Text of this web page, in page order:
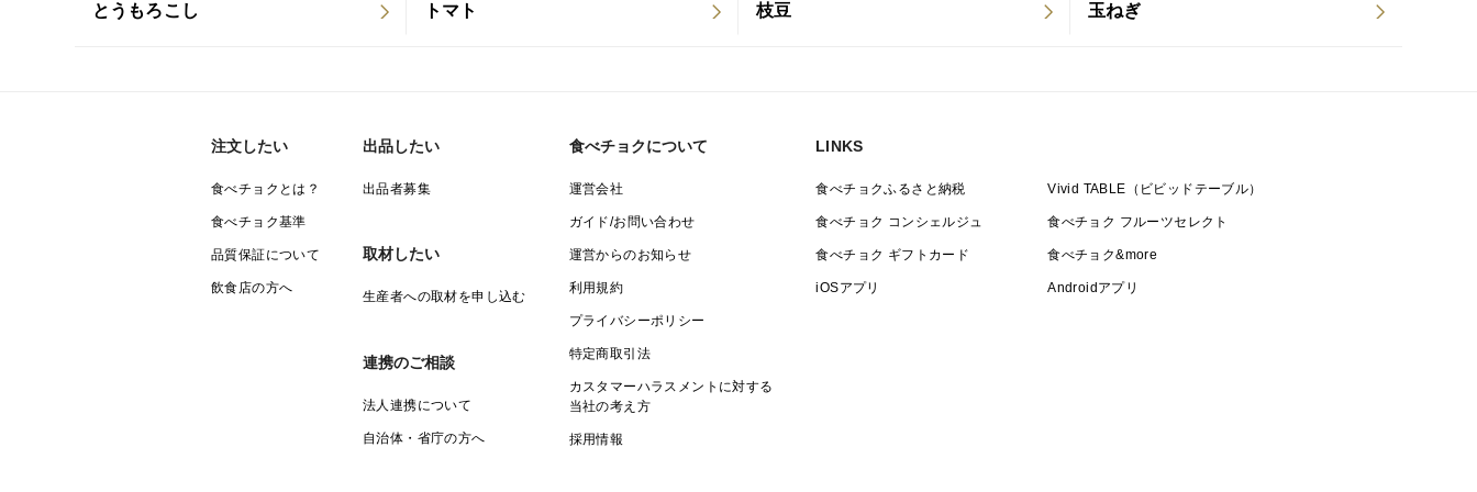
とうもろこし トマト 枝豆 玉ねぎ
注文したい
食べチョクとは？
食べチョク基準
品質保証について
飲食店の方へ
出品したい
出品者募集
取材したい
生産者への取材を申し込む
連携のご相談
法人連携について
自治体・省庁の方へ
食べチョクについて
運営会社
ガイド/お問い合わせ
運営からのお知らせ
利用規約
プライバシーポリシー
特定商取引法
カスタマーハラスメントに対する
当社の考え方
採用情報
LINKS
食べチョクふるさと納税 Vivid TABLE（ビビッドテーブル）
食べチョク コンシェルジュ 食べチョク フルーツセレクト
食べチョク ギフトカード 食べチョク&more
iOSアプリ Androidアプリ